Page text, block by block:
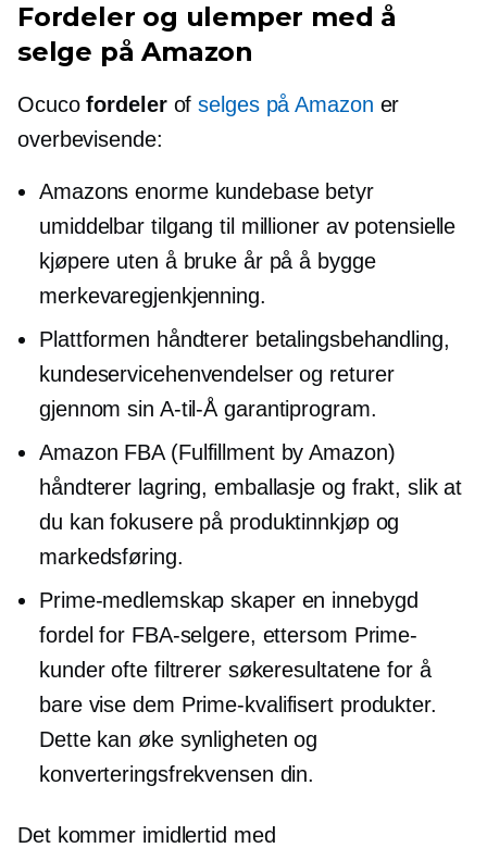
Fordeler og ulemper med å
selge på Amazon
Ocucofordelerofselges på Amazon er
overbevisende:
Amazons enorme kundebase betyr
umiddelbar tilgang til millioner av potensielle
kjøpere uten å bruke år på å bygge
merkevaregjenkjenning.
Plattformen håndterer betalingsbehandling,
kundeservicehenvendelser og returer
gjennom sin A-til-Å garantiprogram.
Amazon FBA (Fulfillment by Amazon)
håndterer lagring, emballasje og frakt, slik at
du kan fokusere på produktinnkjøp og
markedsføring.
Prime-medlemskap skaper en innebygd
fordel for FBA-selgere, ettersom Prime-
kunder ofte filtrerer søkeresultatene for å
bare vise dem Prime-kvalifisertprodukter.
Dette kan øke synligheten og
konverteringsfrekvensen din.
Det kommer imidlertid med